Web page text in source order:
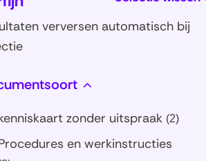
verversen automatisch bij
zonder uitspraak (2)
en werkinstructies